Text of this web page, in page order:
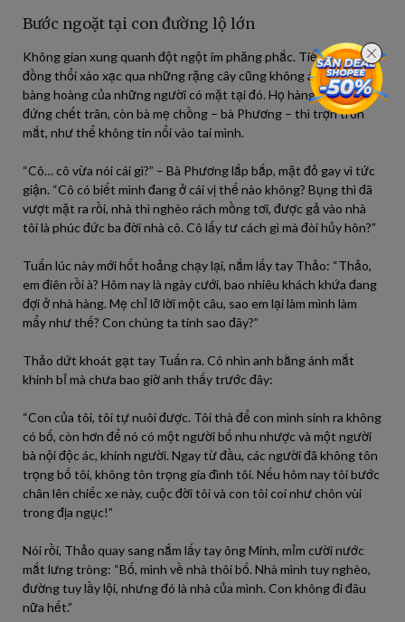
Bước ngoặt tại con đường lộ lớn
Không gian xung quanh đột ngột im phăng phắc. Tiếng gió
đồng thổi xào xạc qua những rặng cây cũng không át được sự
bàng hoàng của những người có mặt tại đó. Họ hàng nhà trai
đứng chết trân, còn bà mẹ chồng – bà Phương – thì trợn tròn
mắt, như thể không tin nổi vào tai mình.
“Cô… cô vừa nói cái gì?” – Bà Phương lắp bắp, mặt đỏ gay vì tức
giận. “Cô có biết mình đang ở cái vị thế nào không? Bụng thì đã
vượt mặt ra rồi, nhà thì nghèo rách mồng tơi, được gả vào nhà
tôi là phúc đức ba đời nhà cô. Cô lấy tư cách gì mà đòi hủy hôn?”
Tuấn lúc này mới hốt hoảng chạy lại, nắm lấy tay Thảo: “Thảo,
em điên rồi à? Hôm nay là ngày cưới, bao nhiêu khách khứa đang
đợi ở nhà hàng. Mẹ chỉ lỡ lời một câu, sao em lại làm mình làm
mẩy như thế? Con chúng ta tính sao đây?”
Thảo dứt khoát gạt tay Tuấn ra. Cô nhìn anh bằng ánh mắt
khinh bỉ mà chưa bao giờ anh thấy trước đây:
“Con của tôi, tôi tự nuôi được. Tôi thà để con mình sinh ra không
có bố, còn hơn để nó có một người bố nhu nhược và một người
bà nội độc ác, khinh người. Ngay từ đầu, các người đã không tôn
trọng bố tôi, không tôn trọng gia đình tôi. Nếu hôm nay tôi bước
chân lên chiếc xe này, cuộc đời tôi và con tôi coi như chôn vùi
trong địa ngục!”
Nói rồi, Thảo quay sang nắm lấy tay ông Minh, mỉm cười nước
mắt lưng tròng: “Bố, mình về nhà thôi bố. Nhà mình tuy nghèo,
đường tuy lầy lội, nhưng đó là nhà của mình. Con không đi đâu
nữa hết.”